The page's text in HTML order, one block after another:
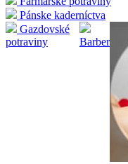
Pánske kaderníctva
Gazdovské
potraviny
Barber